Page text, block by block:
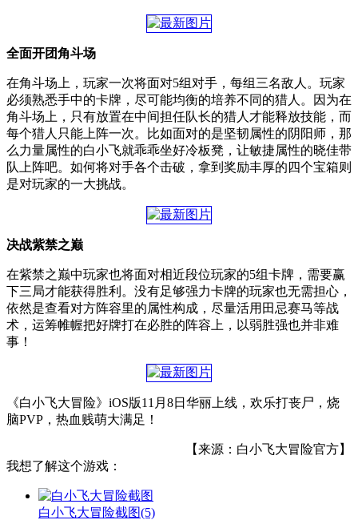
全面开团角斗场
在角斗场上，玩家一次将面对5组对手，每组三名敌人。玩家
必须熟悉手中的卡牌，尽可能均衡的培养不同的猎人。因为在
角斗场上，只有放置在中间担任队长的猎人才能释放技能，而
每个猎人只能上阵一次。比如面对的是坚韧属性的阴阳师，那
么力量属性的白小飞就乖乖坐好冷板凳，让敏捷属性的晓佳带
队上阵吧。如何将对手各个击破，拿到奖励丰厚的四个宝箱则
是对玩家的一大挑战。
决战紫禁之巅
在紫禁之巅中玩家也将面对相近段位玩家的5组卡牌，需要赢
下三局才能获得胜利。没有足够强力卡牌的玩家也无需担心，
依然是查看对方阵容里的属性构成，尽量活用田忌赛马等战
术，运筹帷幄把好牌打在必胜的阵容上，以弱胜强也并非难
事！
《白小飞大冒险》iOS版11月8日华丽上线，欢乐打丧尸，烧
脑PVP，热血贱萌大满足！
【来源：白小飞大冒险官方】
我想了解这个游戏：
白小飞大冒险截图(5)